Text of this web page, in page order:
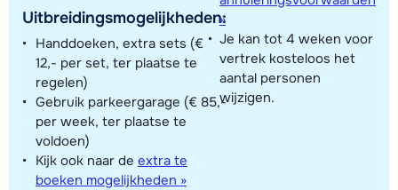
Uitbreidingsmogelijkheden:
Handdoeken, extra sets (€
12,- per set, ter plaatse te
regelen)
Gebruik parkeergarage (€ 85,-
per week, ter plaatse te
voldoen)
Kijk ook naar de extra te
boeken mogelijkheden »
»
Je kan tot 4 weken voor
vertrek kosteloos het
aantal personen
wijzigen.